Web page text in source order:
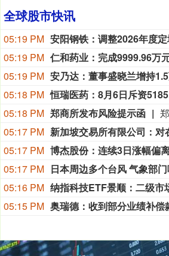
全球股市快讯
05:19 PM
05:19 PM
05:19 PM 安乃达：董事盛晓兰增持
05:18 PM
05:18 PM 郑商所发布风险提示函
05:17 PM
05:17 PM
05:17 PM 日本周边多个台风 气象部
05:16 PM
05:15 PM